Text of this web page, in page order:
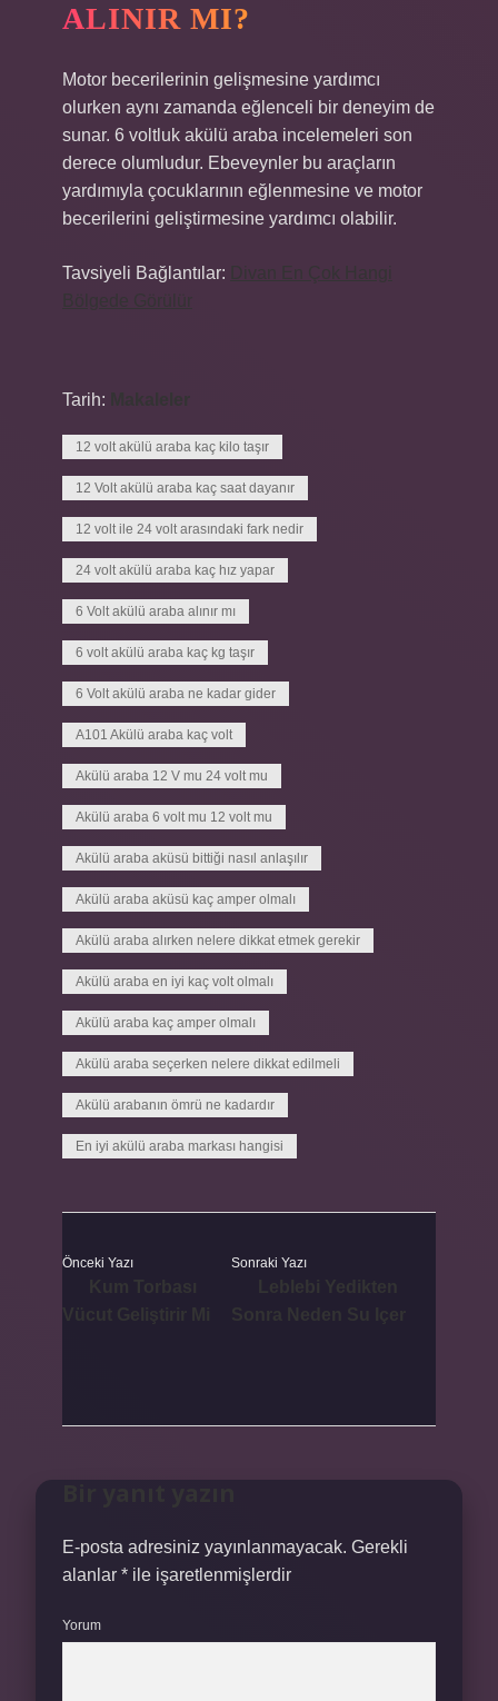
ALINIR MI?
Motor becerilerinin gelişmesine yardımcı
olurken aynı zamanda eğlenceli bir deneyim de
sunar. 6 voltluk akülü araba incelemeleri son
derece olumludur. Ebeveynler bu araçların
yardımıyla çocuklarının eğlenmesine ve motor
becerilerini geliştirmesine yardımcı olabilir.
Tavsiyeli Bağlantılar:
Tarih:
12 volt akülü araba kaç kilo taşır
12 Volt akülü araba kaç saat dayanır
12 volt ile 24 volt arasındaki fark nedir
24 volt akülü araba kaç hız yapar
6 Volt akülü araba alınır mı
6 volt akülü araba kaç kg taşır
6 Volt akülü araba ne kadar gider
A101 Akülü araba kaç volt
Akülü araba 12 V mu 24 volt mu
Akülü araba 6 volt mu 12 volt mu
Akülü araba aküsü bittiği nasıl anlaşılır
Akülü araba aküsü kaç amper olmalı
Akülü araba alırken nelere dikkat etmek gerekir
Akülü araba en iyi kaç volt olmalı
Akülü araba kaç amper olmalı
Akülü araba seçerken nelere dikkat edilmeli
Akülü arabanın ömrü ne kadardır
En iyi akülü araba markası hangisi
Önceki Yazı Sonraki Yazı
E-posta adresiniz yayınlanmayacak. Gerekli
alanlar * ile işaretlenmişlerdir
Yorum